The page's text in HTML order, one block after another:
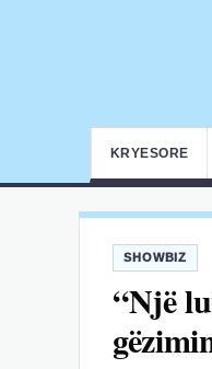
KRYESORE
SHOWBIZ
“Një